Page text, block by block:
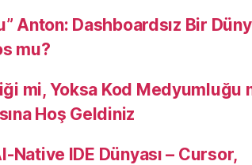
Anton: Dashboardsız Bir
mu?
mi, Yoksa Kod Medyumluğu
Hoş Geldiniz
Native IDE Dünyası – Cursor,